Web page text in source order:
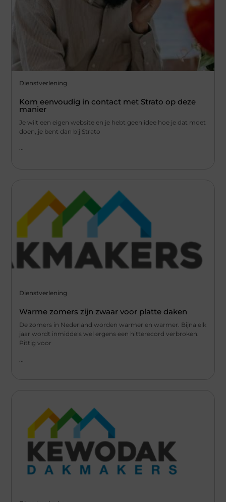
Dienstverlening
Kom eenvoudig in contact met Strato op deze
manier
Je wilt een eigen website en je hebt geen idee hoe je dat moet
doen, je bent dan bij Strato
...
Dienstverlening
Warme zomers zijn zwaar voor platte daken
De zomers in Nederland worden warmer en warmer. Bijna elk
jaar wordt inmiddels wel ergens een hitterecord verbroken.
Pittig voor